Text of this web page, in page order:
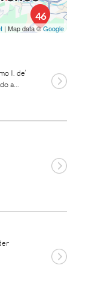
46
| Map data ©Google
I. de’
a...